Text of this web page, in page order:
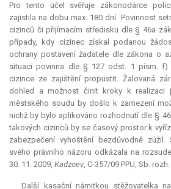
Pro tento účel svěřuje zákonodárce
zajistila na dobu max. 180 dní. Povinnost
cizinců či přijímacím středisku dle § 46a
případy, kdy cizinec získal podanou
ochrany postavení žadatele dle zákona o
situaci povinna dle § 127 odst. 1 písm.
cizince ze zajištění propustit. Žalovaná
dohled a možnost činit kroky k realizaci
městského soudu by došlo k zamezení
nichž by bylo aplikováno rozhodnutí dle §
takových cizinců by se časový prostor k
zabezpečení vyhoštění bezdůvodně zúžil.
svého právního názoru odkázala na
30. 11. 2009, Kadzoev, C-357/09 PPU, Sb.
Další kasační námitkou stěžovatelka